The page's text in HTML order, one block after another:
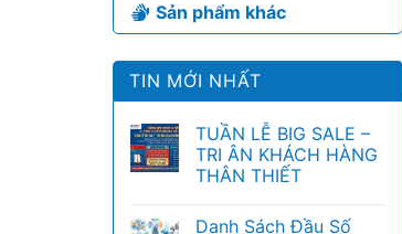
Sản phẩm khác
TIN MỚI NHẤT
TUẦN LỄ BIG SALE –
TRI ÂN KHÁCH HÀNG
THÂN THIẾT
Danh Sách Đầu Số